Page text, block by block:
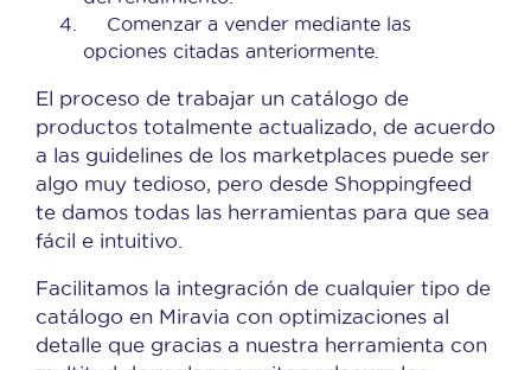
Comenzar a vender mediante las
opciones citadas anteriormente.
El proceso de trabajar un catálogo de
productos totalmente actualizado, de acuerdo
a las guidelines de los marketplaces puede ser
algo muy tedioso, pero desde Shoppingfeed
te damos todas las herramientas para que sea
fácil e intuitivo.
Facilitamos la integración de cualquier tipo de
catálogo en Miravia con optimizaciones al
detalle que gracias a nuestra herramienta con